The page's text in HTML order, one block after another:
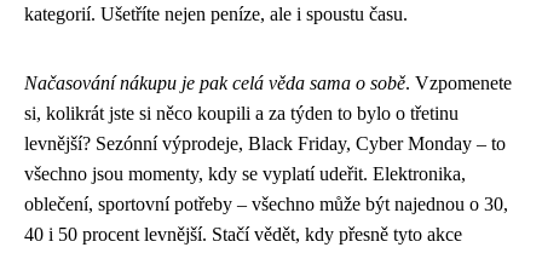
kategorií. Ušetříte nejen peníze, ale i spoustu času.
Načasování nákupu je pak celá věda sama o sobě. Vzpomenete
si, kolikrát jste si něco koupili a za týden to bylo o třetinu
levnější? Sezónní výprodeje, Black Friday, Cyber Monday – to
všechno jsou momenty, kdy se vyplatí udeřit. Elektronika,
oblečení, sportovní potřeby – všechno může být najednou o 30,
40 i 50 procent levnější. Stačí vědět, kdy přesně tyto akce